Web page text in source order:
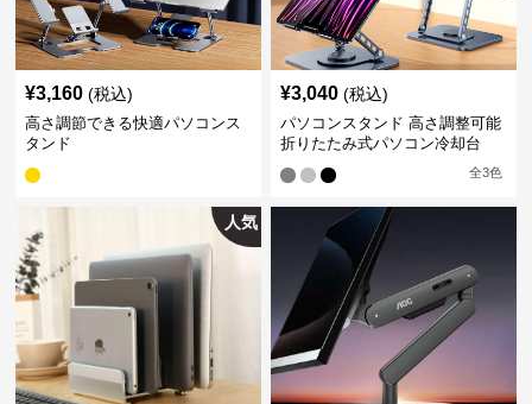
¥3,160 (税込)
高さ調節できる快適パソコンス
タンド
¥3,040 (税込)
パソコンスタンド 高さ調整可能
折りたたみ式パソコン冷却台
全3色
人気